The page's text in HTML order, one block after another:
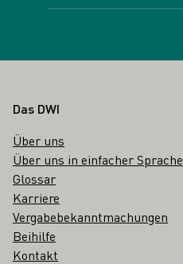
Fußbereich
Das DWI
Über uns
Über uns in einfacher Sprache
Glossar
Karriere
Vergabebekanntmachungen
Beihilfe
Kontakt